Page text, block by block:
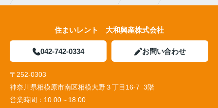
住まいレント 大和興産株式会社
042-742-0334 お問い合わせ
〒252-0303
神奈川県相模原市南区相模大野３丁目16-7 3階
営業時間： 10:00～18:00